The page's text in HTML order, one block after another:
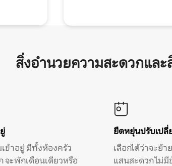
สิ่งอำนวยความสะดวกแล
ข้าอยู่ มีทั้งห้องครัว
จะพักเดือนเดียวหรือ
ยืดหยุ่นปรับเปลี่
เลือกได้ว่าจะย้
แสนสะดวก ไม่